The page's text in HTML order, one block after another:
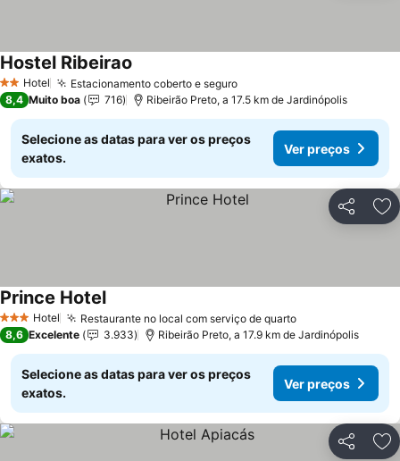
2 Estrelas
Hotel Estacionamento coberto e seguro
Hostel Ribeirao
8,4 Muito boa 716 Ribeirão Preto, a 17.5 km de Jardinópolis
Selecione as datas para ver os preços
exatos.
Ver preços
Partilhar
3 EstrelasHotel Restaurante no local com serviço de quarto
Prince Hotel
8,6 Excelente 3.933 Ribeirão Preto, a 17.9 km de Jardinópolis
Selecione as datas para ver os preços
exatos.
Ver preços
Partilhar